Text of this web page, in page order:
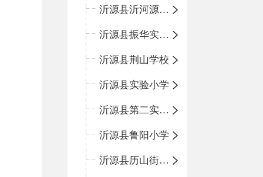
沂源县沂河源学校
沂源县振华实验学校
沂源县荆山学校
沂源县实验小学
沂源县第二实验小学
沂源县鲁阳小学
沂源县历山街道办事处振兴路小学